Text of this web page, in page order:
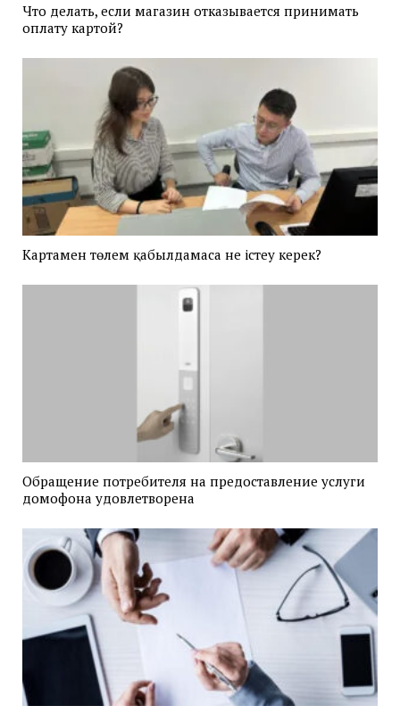
Что делать, если магазин отказывается принимать
оплату картой?
Картамен төлем қабылдамаса не істеу керек?
Обращение потребителя на предоставление услуги
домофона удовлетворена